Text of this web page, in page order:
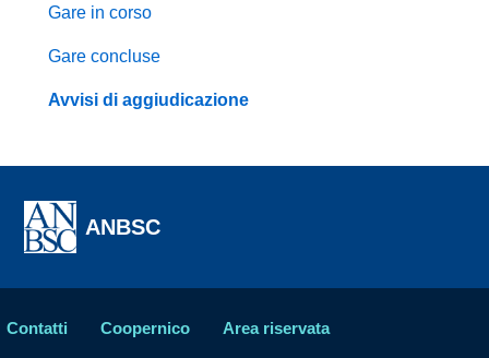
Gare in corso
Gare concluse
Avvisi di aggiudicazione
ANBSC
Contatti Coopernico Area riservata